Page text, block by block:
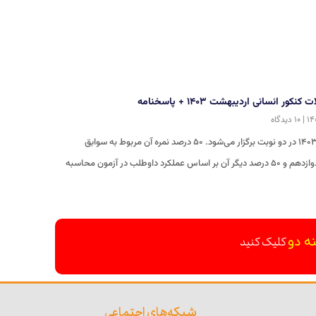
انسانی اردیبهشت ۱۴۰۳ + پاسخنامه
۱۰ دیدگاه
کنکور انسانی ۱۴۰۳ در دو نوبت برگزار می‌شود. ۵۰ درصد نمره آن مربوط به سوابق
داوطلب در آزمون محاسبه
دوکلیک کنید